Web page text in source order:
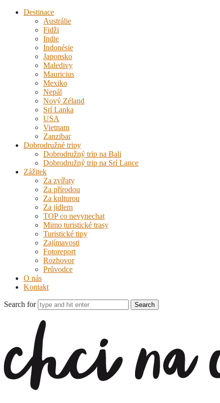
Destinace
Austrálie
Fidži
Indie
Indonésie
Japonsko
Maledivy
Mauricius
Mexiko
Nepál
Nový Zéland
Srí Lanka
USA
Vietnam
Zanzibar
Dobrodružné tripy
Dobrodružný trip na Bali
Dobrodružný trip na Srí Lance
Zážitek
Za zvířaty
Za přírodou
Za kulturou
Za jídlem
TOP co nevynechat
Mimo turistické trasy
Turistické tipy
Zajímavosti
Fotoreport
Rozhovor
Průvodce
O nás
Kontakt
Search for
na
cesty